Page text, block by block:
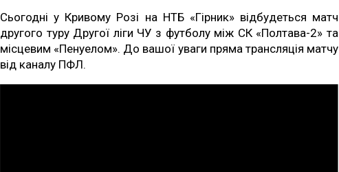
Сьогодні у Кривому Розі на НТБ «Гірник» відбудеться матч
другого туру Другої ліги ЧУ з футболу між СК «Полтава-2» та
місцевим «Пенуелом». До вашої уваги пряма трансляція матчу
від каналу ПФЛ.